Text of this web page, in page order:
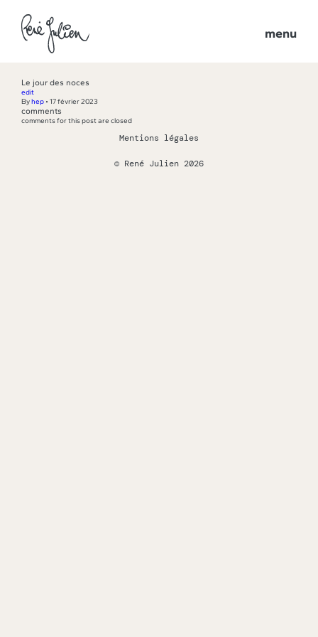
menu
Le jour des noces
edit
Byhep • 17 février 2023
comments
comments for this post are closed
Mentions légales
© René Julien 2026